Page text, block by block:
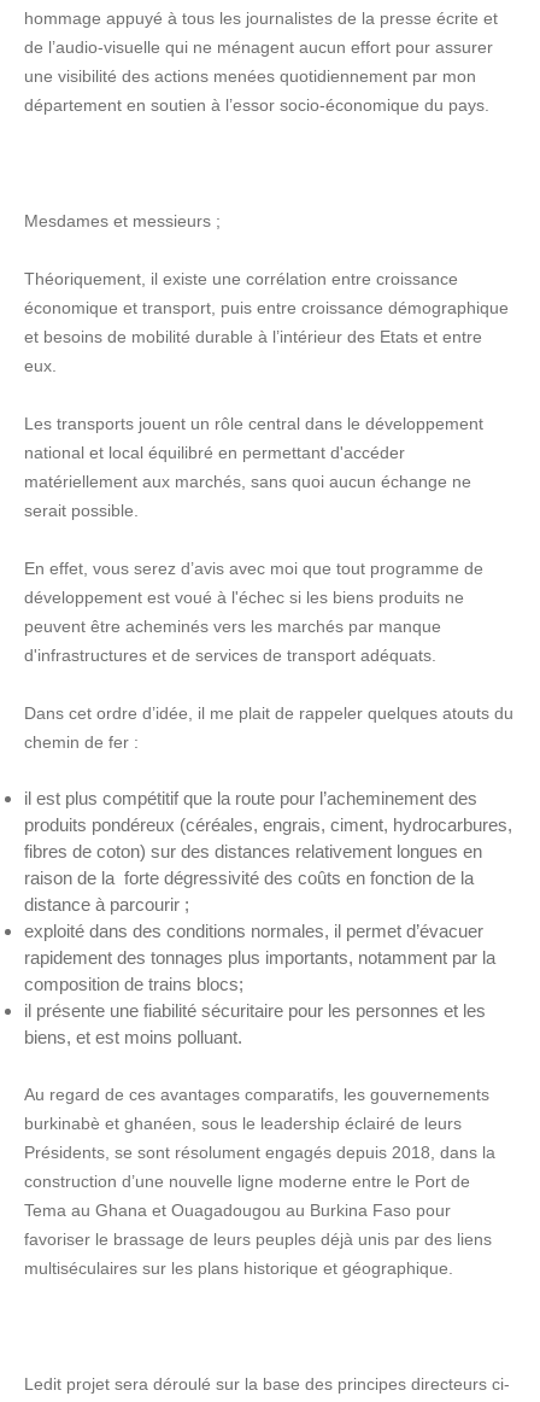
hommage appuyé à tous les journalistes de la presse écrite et
de l’audio-visuelle qui ne ménagent aucun effort pour assurer
une visibilité des actions menées quotidiennement par mon
département en soutien à l’essor socio-économique du pays.
Mesdames et messieurs ;
Théoriquement, il existe une corrélation entre croissance
économique et transport, puis entre croissance démographique
et besoins de mobilité durable à l’intérieur des Etats et entre
eux.
Les transports jouent un rôle central dans le développement
national et local équilibré en permettant d'accéder
matériellement aux marchés, sans quoi aucun échange ne
serait possible.
En effet, vous serez d’avis avec moi que tout programme de
développement est voué à l'échec si les biens produits ne
peuvent être acheminés vers les marchés par manque
d'infrastructures et de services de transport adéquats.
Dans cet ordre d’idée, il me plait de rappeler quelques atouts du
chemin de fer :
il est plus compétitif que la route pour l’acheminement des
produits pondéreux (céréales, engrais, ciment, hydrocarbures,
fibres de coton) sur des distances relativement longues en
raison de la forte dégressivité des coûts en fonction de la
distance à parcourir ;
exploité dans des conditions normales, il permet d’évacuer
rapidement des tonnages plus importants, notamment par la
composition de trains blocs;
il présente une fiabilité sécuritaire pour les personnes et les
biens, et est moins polluant.
Au regard de ces avantages comparatifs, les gouvernements
burkinabè et ghanéen, sous le leadership éclairé de leurs
Présidents, se sont résolument engagés depuis 2018, dans la
construction d’une nouvelle ligne moderne entre le Port de
Tema au Ghana et Ouagadougou au Burkina Faso pour
favoriser le brassage de leurs peuples déjà unis par des liens
multiséculaires sur les plans historique et géographique.
Ledit projet sera déroulé sur la base des principes directeurs ci-